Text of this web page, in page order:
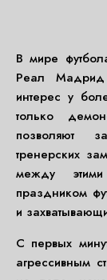
В мире
Реал
интерес у
только
позволяют
тренерских
между
праздником
и
С первых
агрессивным